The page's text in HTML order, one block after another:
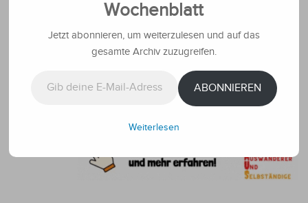
Wochenblatt
Jetzt abonnieren, um weiterzulesen und auf das
gesamte Archiv zuzugreifen.
ABONNIEREN
Weiterlesen